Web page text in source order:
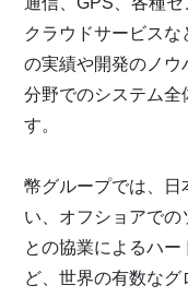
クラウドサービスな
の実績や開発のノ
分野でのシステム全
す。
幣グループでは、
い、オフショアで
との協業によるハ
ど、世界の有数な